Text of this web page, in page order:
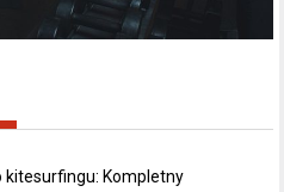
kitesurfingu: Kompletny